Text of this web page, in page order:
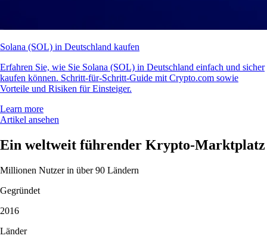
Solana (SOL) in Deutschland kaufen
Erfahren Sie, wie Sie Solana (SOL) in Deutschland einfach und sicher
kaufen können. Schritt-für-Schritt-Guide mit Crypto.com sowie
Vorteile und Risiken für Einsteiger.
Learn more
Artikel ansehen
Ein weltweit führender Krypto-Marktplatz
Millionen Nutzer in über 90 Ländern
Gegründet
2016
Länder